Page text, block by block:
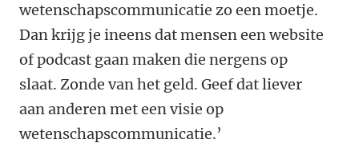
wetenschapscommunicatie zo een moetje.
Dan krijg je ineens dat mensen een website
of podcast gaan maken die nergens op
slaat. Zonde van het geld. Geef dat liever
aan anderen met een visie op
wetenschapscommunicatie.’